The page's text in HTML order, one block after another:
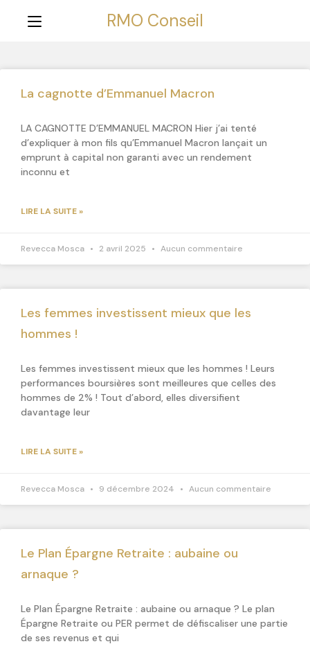
RMO Conseil
La cagnotte d’Emmanuel Macron
LA CAGNOTTE D’EMMANUEL MACRON Hier j’ai tenté
d’expliquer à mon fils qu’Emmanuel Macron lançait un
emprunt à capital non garanti avec un rendement
inconnu et
LIRE LA SUITE »
Revecca Mosca 2 avril 2025 Aucun commentaire
Les femmes investissent mieux que les
hommes !
Les femmes investissent mieux que les hommes ! Leurs
performances boursières sont meilleures que celles des
hommes de 2% ! Tout d’abord, elles diversifient
davantage leur
LIRE LA SUITE »
Revecca Mosca 9 décembre 2024 Aucun commentaire
Le Plan Épargne Retraite : aubaine ou
arnaque ?
Le Plan Épargne Retraite : aubaine ou arnaque ? Le plan
Épargne Retraite ou PER permet de défiscaliser une partie
de ses revenus et qui